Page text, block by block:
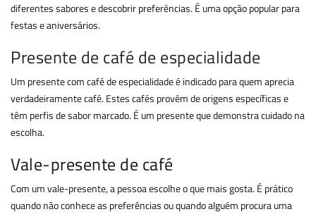
diferentes sabores e descobrir preferências. É uma opção popular para
festas e aniversários.
Presente de café de especialidade
Um presente com café de especialidade é indicado para quem aprecia
verdadeiramente café. Estes cafés provêm de origens específicas e
têm perfis de sabor marcado. É um presente que demonstra cuidado na
escolha.
Vale-presente de café
Com um vale-presente, a pessoa escolhe o que mais gosta. É prático
quando não conhece as preferências ou quando alguém procura uma